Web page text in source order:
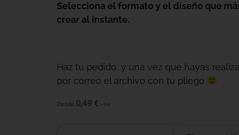
Selecciona el formato y el diseño que
crear al instante.
Haz tu pedido, y una vez que hayas
por correo el archivo con tu pliego
Desde 0,49 € + IVA